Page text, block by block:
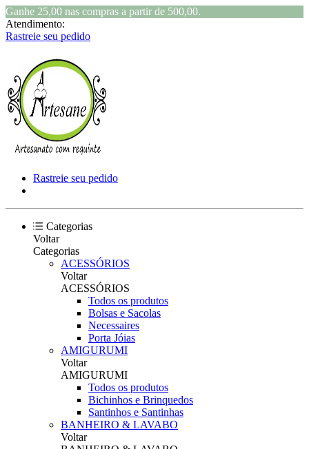
Ganhe 25,00 nas compras a partir de 500,00.
Atendimento:
Rastreie seu pedido
Rastreie seu pedido
Categorias
Voltar
Categorias
ACESSÓRIOS
Voltar
ACESSÓRIOS
Todos os produtos
Bolsas e Sacolas
Necessaires
Porta Jóias
AMIGURUMI
Voltar
AMIGURUMI
Todos os produtos
Bichinhos e Brinquedos
Santinhos e Santinhas
BANHEIRO & LAVABO
Voltar